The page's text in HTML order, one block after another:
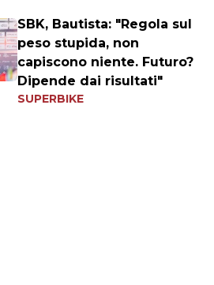
SBK, Bautista: "Regola sul
peso stupida, non
capiscono niente. Futuro?
Dipende dai risultati"
SUPERBIKE